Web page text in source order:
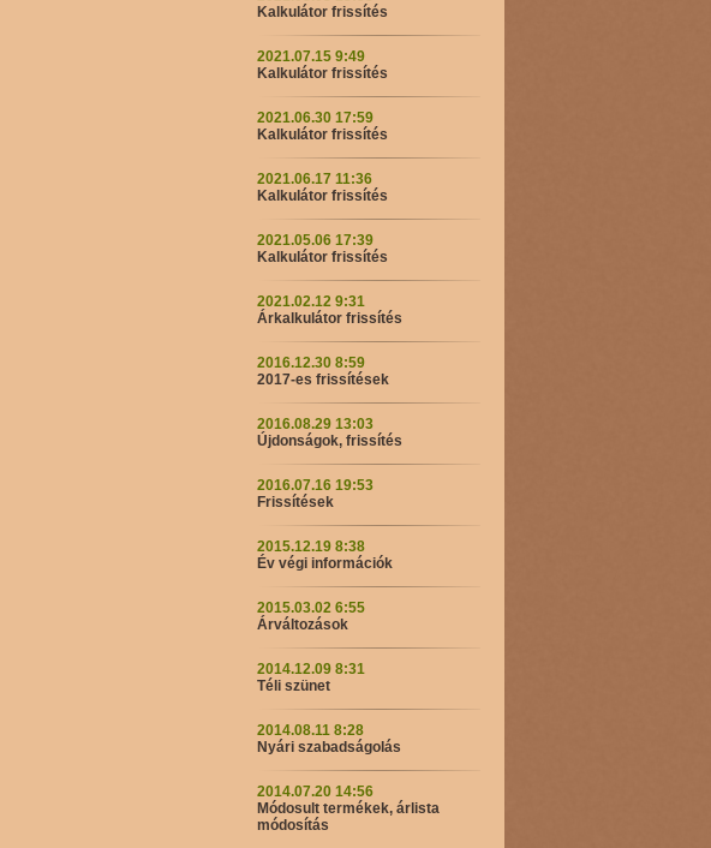
Kalkulátor frissítés
2021.07.15 9:49
Kalkulátor frissítés
2021.06.30 17:59
Kalkulátor frissítés
2021.06.17 11:36
Kalkulátor frissítés
2021.05.06 17:39
Kalkulátor frissítés
2021.02.12 9:31
Árkalkulátor frissítés
2016.12.30 8:59
2017-es frissítések
2016.08.29 13:03
Újdonságok, frissítés
2016.07.16 19:53
Frissítések
2015.12.19 8:38
Év végi információk
2015.03.02 6:55
Árváltozások
2014.12.09 8:31
Téli szünet
2014.08.11 8:28
Nyári szabadságolás
2014.07.20 14:56
Módosult termékek, árlista
módosítás